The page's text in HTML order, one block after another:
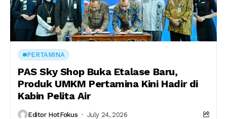
PERTAMINA
PAS Sky Shop Buka Etalase Baru,
Produk UMKM Pertamina Kini Hadir di
Kabin Pelita Air
Editor HotFokus July 24, 2026